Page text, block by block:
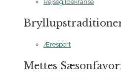
Rejsegildekranse
Æresport
Mettes